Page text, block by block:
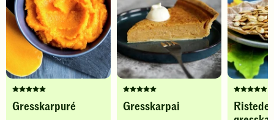
Denne
oppskriften
Gresskarpuré
Denne
oppskriften
Gresskarpai
Denne
Ristede